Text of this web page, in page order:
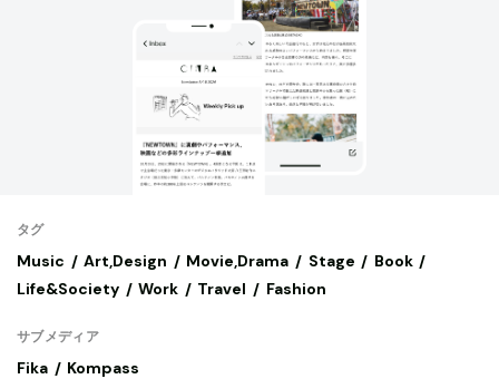
タグ
Music Art,Design Movie,Drama Stage
Book
Life&Society
Work Travel Fashion
サブメディア
Fika Kompass